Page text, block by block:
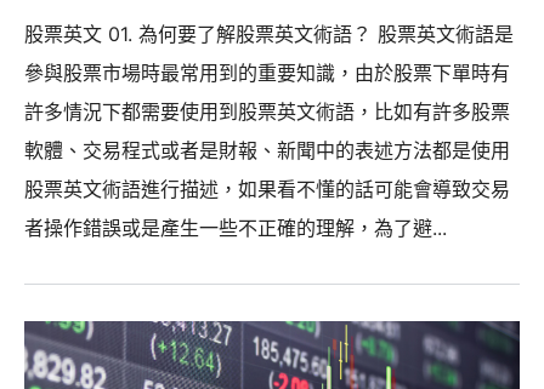
股票英文 01. 為何要了解股票英文術語？ 股票英文術語是
參與股票市場時最常用到的重要知識，由於股票下單時有
許多情況下都需要使用到股票英文術語，比如有許多股票
軟體、交易程式或者是財報、新聞中的表述方法都是使用
股票英文術語進行描述，如果看不懂的話可能會導致交易
者操作錯誤或是產生一些不正確的理解，為了避...